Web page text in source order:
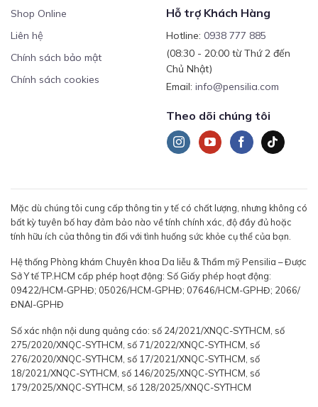
Shop Online
Liên hệ
Chính sách bảo mật
Chính sách cookies
Hỗ trợ Khách Hàng
Hotline: 0938 777 885
(08:30 - 20:00 từ Thứ 2 đến
Chủ Nhật)
Email: info@pensilia.com
Theo dõi chúng tôi
Mặc dù chúng tôi cung cấp thông tin y tế có chất lượng, nhưng không có
bất kỳ tuyên bố hay đảm bảo nào về tính chính xác, độ đầy đủ hoặc
tính hữu ích của thông tin đối với tình huống sức khỏe cụ thể của bạn.
Hệ thống Phòng khám Chuyên khoa Da liễu & Thẩm mỹ Pensilia – Được
Sở Y tế TP.HCM cấp phép hoạt động: Số Giấy phép hoạt động:
09422/HCM-GPHĐ; 05026/HCM-GPHĐ; 07646/HCM-GPHĐ; 2066/
ĐNAI-GPHĐ
Số xác nhận nội dung quảng cáo: số 24/2021/XNQC-SYTHCM, số
275/2020/XNQC-SYTHCM, số 71/2022/XNQC-SYTHCM, số
276/2020/XNQC-SYTHCM, số 17/2021/XNQC-SYTHCM, số
18/2021/XNQC-SYTHCM, số 146/2025/XNQC-SYTHCM, số
179/2025/XNQC-SYTHCM, số 128/2025/XNQC-SYTHCM